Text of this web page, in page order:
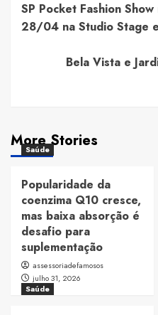
Navigation
SP Pocket Fashion
28/04 na Studio Stage
Bela Vista e
More Stories
Saúde
Popularidade da
coenzima Q10 cresce,
mas baixa absorção é
desafio para
suplementação
assessoriadefamosos
julho 31, 2026
Saúde